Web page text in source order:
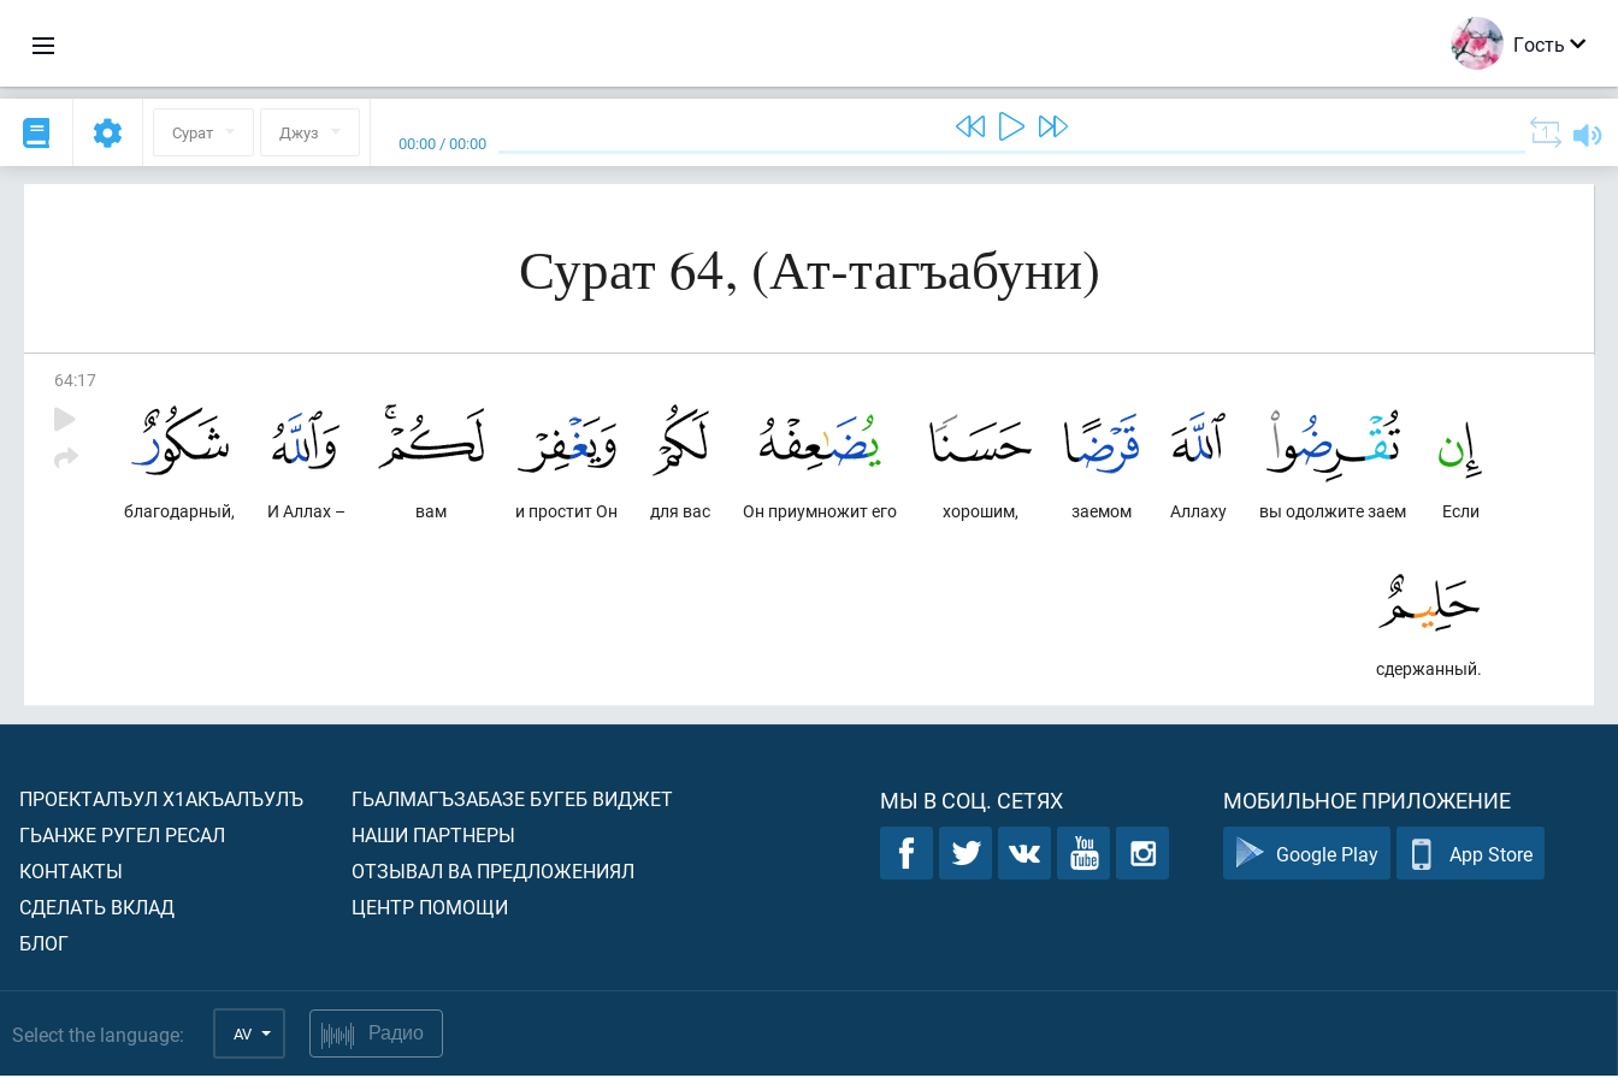
Гость
Сурат Джуз 00:00 /00:00
Сурат 64, (Ат-тагъабуни)
64:17
Если
вы одолжите заем
Аллаху
заемом
хорошим,
Он приумножит его
для вас
и простит Он
вам
И Аллах –
благодарный,
сдержанный.
ПРОЕКТАЛЪУЛ Х1АКЪАЛЪУЛЪ
ГЬАНЖЕ РУГЕЛ РЕСАЛ
КОНТАКТЫ
СДЕЛАТЬ ВКЛАД
БЛОГ
ГЬАЛМАГЪЗАБАЗЕ БУГЕБ ВИДЖЕТ
НАШИ ПАРТНЕРЫ
ОТЗЫВАЛ ВА ПРЕДЛОЖЕНИЯЛ
ЦЕНТР ПОМОЩИ
МЫ В СОЦ. СЕТЯХ МОБИЛЬНОЕ ПРИЛОЖЕНИЕ
Google Play App Store
Select the language: AV Радио